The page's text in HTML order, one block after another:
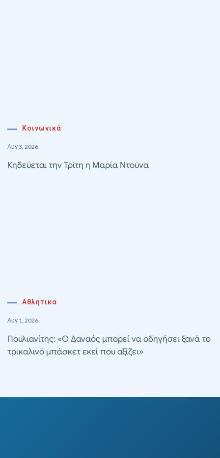
Κοινωνικά
Αυγ 3, 2026
Κηδεύεται την Τρίτη η Μαρία Ντούνα
Αθλητικα
Αυγ 1, 2026
Πουλιανίτης: «Ο Δαναός μπορεί να οδηγήσει ξανά το
τρικαλινό μπάσκετ εκεί που αξίζει»